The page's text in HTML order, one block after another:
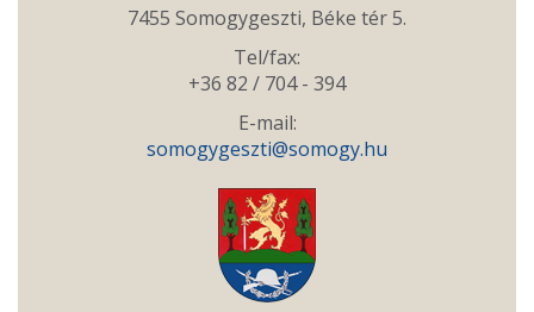
7455 Somogygeszti, Béke tér 5.
Tel/fax:
+36 82 / 704 - 394
E-mail:
somogygeszti@somogy.hu